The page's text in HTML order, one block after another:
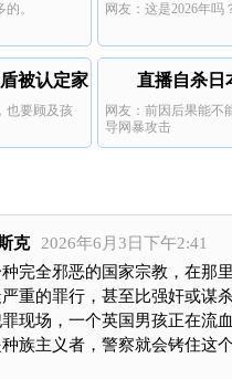
。 网友：这是2026年吗
被认定家
也要顾及孩
直播自杀日
网友：前因后果能不
导网暴攻击
克
2026年6月3日下午2:41
完全邪恶的国家宗教，在那
重的罪行，甚至比强奸或谋
现场，一个英国男孩正在流
族主义者，警察就会铐住这